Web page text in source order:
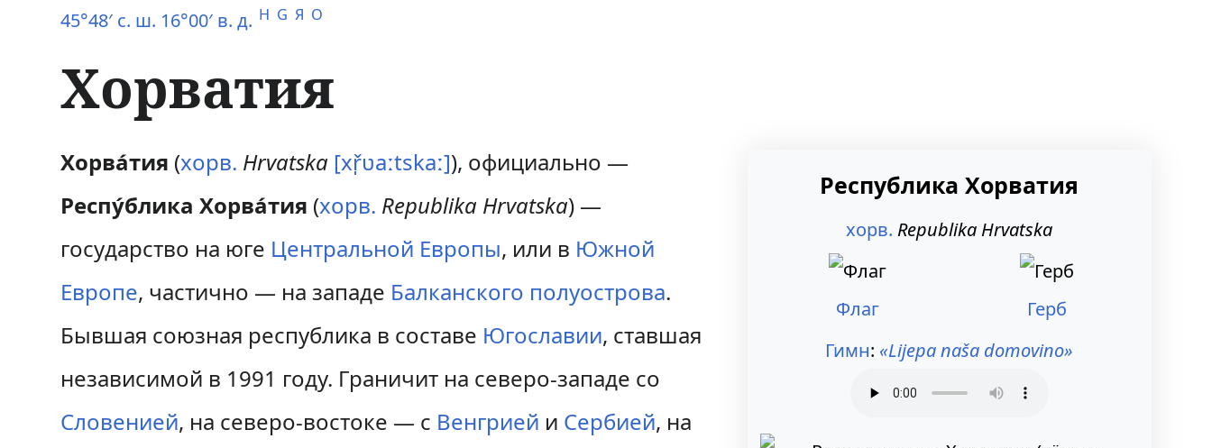
45°48′ с. ш. 16°00′ в. д. H G Я O
Хорватия
П
е
е
й
т
и
к
П
е
е
й
т
и
к
Республика Хорватия
хорв. Republika Hrvatska
Флаг
Герб
Гимн: «Lijepa naša domovino»
Хорва́тия (хорв. Hrvatska [xř̩ʋaːtskaː]), официально —
Респу́блика Хорва́тия (хорв. Republika Hrvatska) —
государство на юге Центральной Европы, или в Южной
Европе, частично — на западе Балканского полуострова.
Бывшая союзная республика в составе Югославии, ставшая
независимой в 1991 году. Граничит на северо-западе со
Словенией, на северо-востоке — с Венгрией и Сербией, на